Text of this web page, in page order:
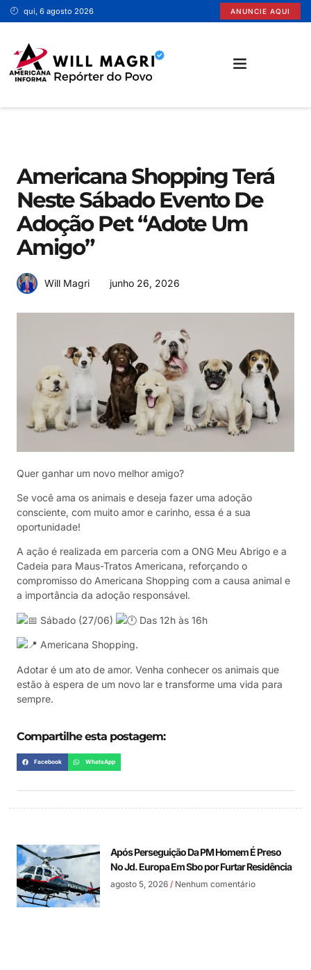
qui, 6 agosto 2026 ANUNCIE AQUI
Americana Shopping Terá
Neste Sábado Evento De
Adoção Pet “Adote Um
Amigo”
Will Magri junho 26, 2026
Quer ganhar um novo melhor amigo?
Se você ama os animais e deseja fazer uma adoção
consciente, com muito amor e carinho, essa é a sua
oportunidade!
A ação é realizada em parceria com a ONG Meu Abrigo e a
Cadeia para Maus-Tratos Americana, reforçando o
compromisso do Americana Shopping com a causa animal e
a importância da adoção responsável.
Sábado (27/06) Das 12h às 16h
Americana Shopping.
Adotar é um ato de amor. Venha conhecer os animais que
estão à espera de um novo lar e transforme uma vida para
sempre.
Compartilhe esta postagem:
Facebook WhatsApp
Após Perseguição Da PM Homem É Preso
No Jd. Europa Em Sbo por Furtar Residência
agosto 5, 2026 Nenhum comentário